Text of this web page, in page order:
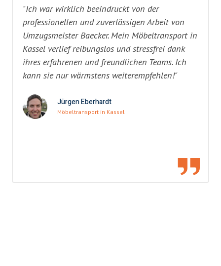
"Ich war wirklich beeindruckt von der
professionellen und zuverlässigen Arbeit von
Umzugsmeister Baecker. Mein Möbeltransport in
Kassel verlief reibungslos und stressfrei dank
ihres erfahrenen und freundlichen Teams. Ich
kann sie nur wärmstens weiterempfehlen!"
Jürgen Eberhardt
Möbeltransport in Kassel